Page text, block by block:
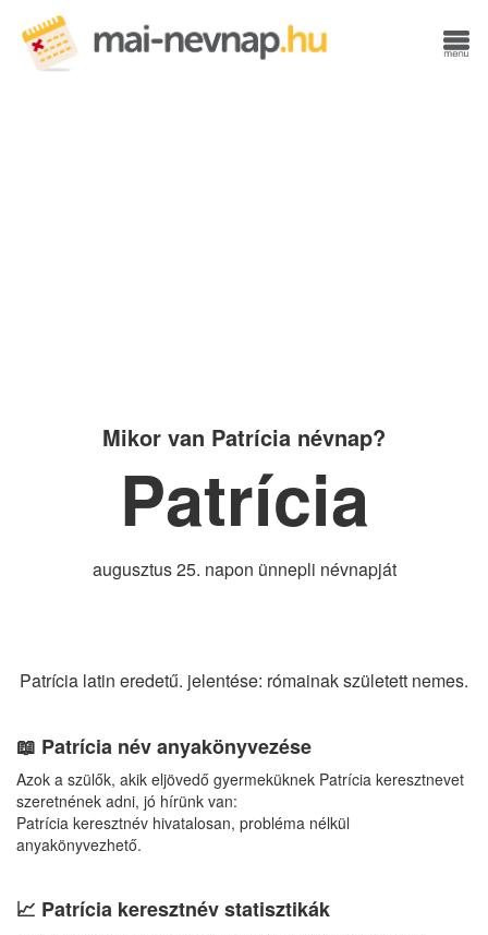
Mikor van Patrícia névnap?
Patrícia
augusztus 25. napon ünnepli névnapját
Patrícia latin eredetű. jelentése: rómainak született nemes.
📖 Patrícia név anyakönyvezése
Azok a szülők, akik eljövedő gyermeküknek Patrícia keresztnevet
szeretnének adni, jó hírünk van:
Patrícia keresztnév hivatalosan, probléma nélkül
anyakönyvezhető.
📈 Patrícia keresztnév statisztikák